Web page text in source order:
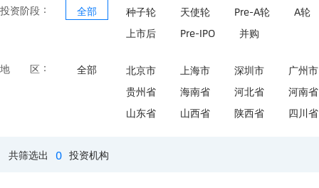
投资阶段 ： 全部 种子轮 天使轮 Pre-A轮
A轮
上市后
Pre-IPO 并购
地区 ： 全部 北京市 上海市 深圳市
广州市
贵州省
海南省 河北省
河南省
山东省
山西省 陕西省 四川省
共筛选出 0 投资机构